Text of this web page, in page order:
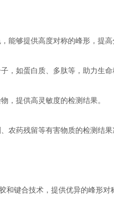
能够提供高度对称的峰形，提高
，如蛋白质、多肽等，助力生命
，提供高灵敏度的检测结果。
农药残留等有害物质的检测结果
和键合技术，提供优异的峰形对